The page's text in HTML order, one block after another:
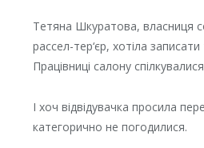
Тетяна Шкуратова, власниця
рассел-тер‘єр, хотіла
Працівниці салону
І хоч відвідувачка просила
категорично не погодилися.